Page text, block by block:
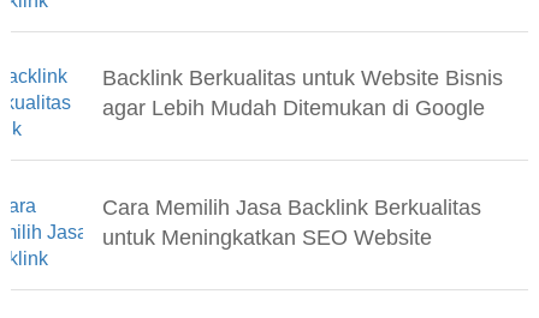
Backlink Berkualitas untuk Website Bisnis
agar Lebih Mudah Ditemukan di Google
Cara Memilih Jasa Backlink Berkualitas
untuk Meningkatkan SEO Website